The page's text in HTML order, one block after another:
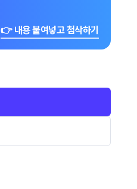
👉 내용 붙여넣고 첨삭하기